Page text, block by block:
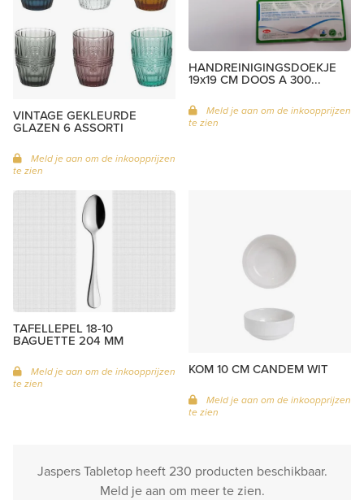
VINTAGE GEKLEURDE
GLAZEN 6 ASSORTI
Meld je aan om de inkoopprijzen
te zien
HANDREINIGINGSDOEKJE
19x19 CM DOOS A 300...
Meld je aan om de inkoopprijzen
te zien
TAFELLEPEL 18-10
BAGUETTE 204 MM
Meld je aan om de inkoopprijzen
te zien
KOM 10 CM CANDEM WIT
Meld je aan om de inkoopprijzen
te zien
Jaspers Tabletop heeft 230 producten beschikbaar.
Meld je aan om meer te zien.